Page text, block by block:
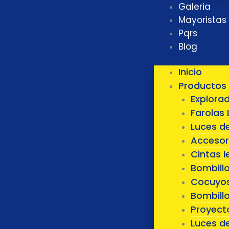
Galeria
Mayoristas
Pqrs
Blog
Inicio
Productos
Farolas
Luces
Cintas
Luces